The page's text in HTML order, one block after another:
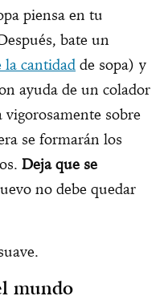
piensa en tu
bate un
la cantidad de sopa) y
ayuda de un colador
vigorosamente sobre
se formarán los
Deja que se
no debe quedar
mundo